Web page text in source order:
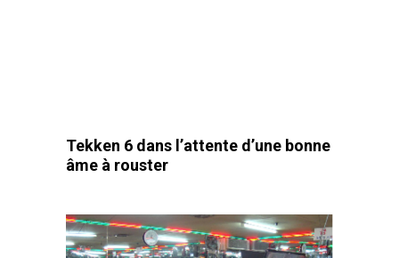
Tekken 6 dans l’attente d’une bonne
âme à rouster